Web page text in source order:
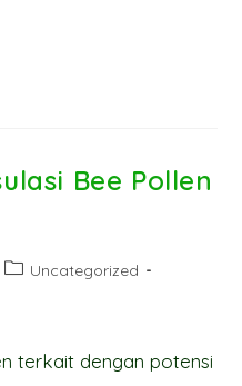
Bee Pollen
PostUncategorized
terkait dengan potensi